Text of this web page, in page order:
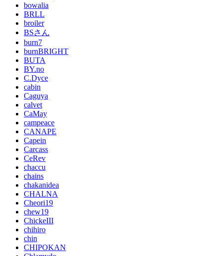
bowalia
BRLL
broiler
BSさん
burn7
burnBRIGHT
BUTA
BY.no
C.Dyce
cabin
Caguya
calvet
CaMay
campeace
CANAPE
Capein
Carcass
CeRev
chaccu
chains
chakanidea
CHALNA
Cheori19
chew19
ChickeIII
chihiro
chin
CHIPOKAN